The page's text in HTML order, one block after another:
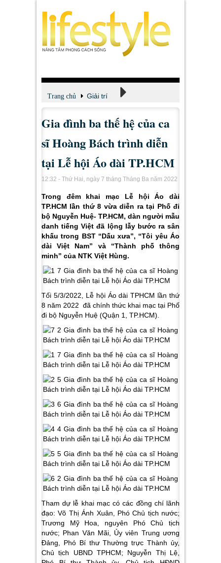
Trang chủ Giải trí
Xem - Nghe - Đọc
Gia đình ba thế hệ của ca
sĩ Hoàng Bách trình diễn
tại Lễ hội Áo dài TP.HCM
12:32 - Thứ Hai, ngày 7 tháng Tháng Ba năm 2022
Trong đêm khai mạc Lễ hội Áo dài
TP.HCM lần thứ 8 vừa diễn ra tại Phố đi
bộ Nguyễn Huệ- TP.HCM, dàn người mẫu
danh tiếng Việt đã lộng lẫy bước ra sân
khấu trong BST “Dấu xưa”, “Tôi yêu Áo
dài Việt Nam” và “Thành phố thông
minh” của NTK Việt Hùng.
Tối 5/3/2022, Lễ hội Áo dài TPHCM lần thứ
8 năm 2022 đã chính thức khai mạc tại Phố
đi bộ Nguyễn Huệ (Quận 1, TP.HCM).
Tham dự lễ khai mạc có các đồng chí lãnh
đạo: Võ Thị Ánh Xuân, Phó Chủ tịch nước;
Trương Mỹ Hoa, nguyên Phó Chủ tịch
nước; Phan Văn Mãi, Ủy viên Trung ương
Đảng, Phó Bí thư Thường trực Thành ủy,
Chủ tịch UBND TPHCM; Nguyễn Thị Lệ,